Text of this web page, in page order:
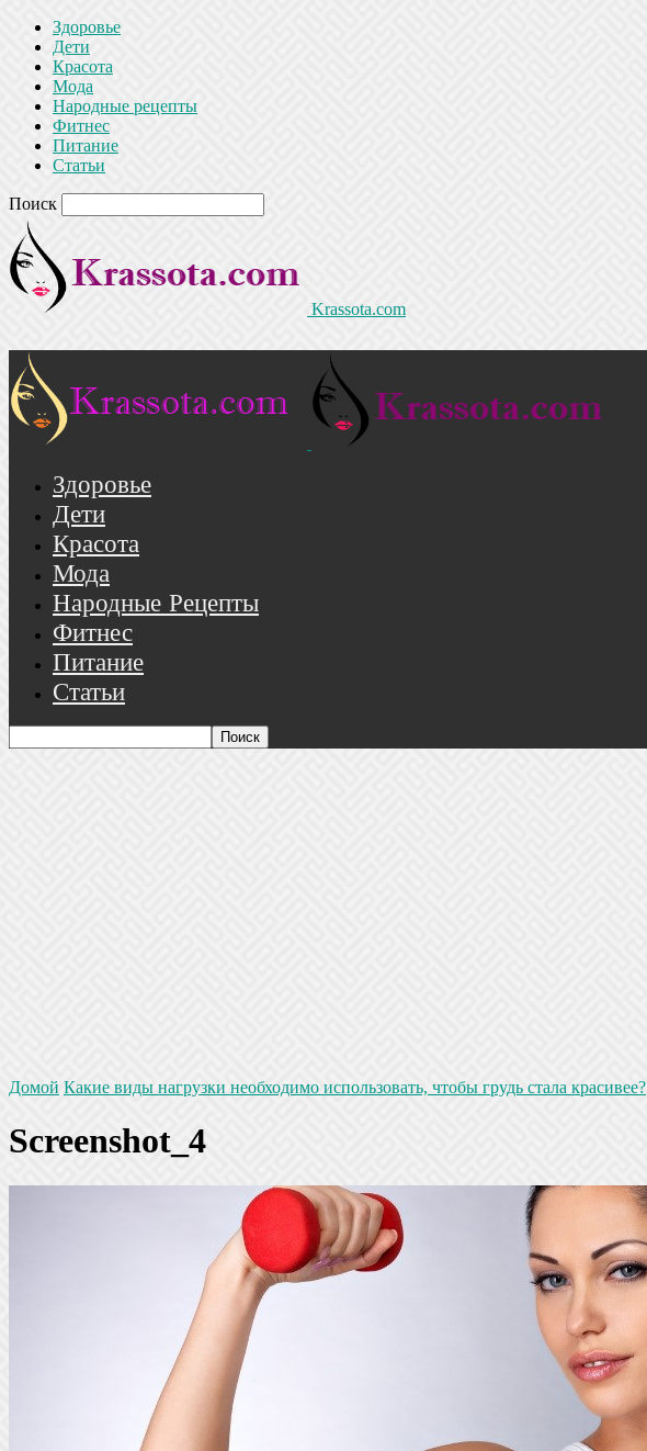
Здоровье
Дети
Красота
Мода
Народные рецепты
Фитнес
Питание
Статьи
Поиск
Krassota.com
Здоровье
Дети
Красота
Мода
Народные Рецепты
Фитнес
Питание
Статьи
Домой Какие виды нагрузки необходимо использовать, чтобы грудь стала красивее?
Screenshot_4